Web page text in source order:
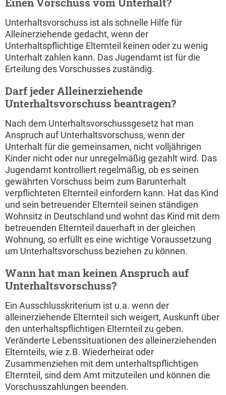
Unterhaltsvorschuss ist als schnelle Hilfe für
Alleinerziehende gedacht, wenn der
Unterhaltspflichtige Elternteil keinen oder zu wenig
Unterhalt zahlen kann. Das Jugendamt ist für die
Erteilung des Vorschusses zuständig.
Darf jeder Alleinerziehende
Unterhaltsvorschuss beantragen?
Nach dem Unterhaltsvorschussgesetz hat man
Anspruch auf Unterhaltsvorschuss, wenn der
Unterhalt für die gemeinsamen, nicht volljährigen
Kinder nicht oder nur unregelmäßig gezahlt wird. Das
Jugendamt kontrolliert regelmäßig, ob es seinen
gewährten Vorschuss beim zum Barunterhalt
verpflichteten Elternteil einfordern kann. Hat das Kind
und sein betreuender Elternteil seinen ständigen
Wohnsitz in Deutschland und wohnt das Kind mit dem
betreuenden Elternteil dauerhaft in der gleichen
Wohnung, so erfüllt es eine wichtige Voraussetzung
um Unterhaltsvorschuss beziehen zu können.
Wann hat man keinen Anspruch auf
Unterhaltsvorschuss?
Ein Ausschlusskriterium ist u.a. wenn der
alleinerziehende Elternteil sich weigert, Auskunft über
den unterhaltspflichtigen Elternteil zu geben.
Veränderte Lebenssituationen des alleinerziehenden
Elternteils, wie z.B. Wiederheirat oder
Zusammenziehen mit dem unterhaltspflichtigen
Elternteil, sind dem Amt mitzuteilen und können die
Vorschusszahlungen beenden.